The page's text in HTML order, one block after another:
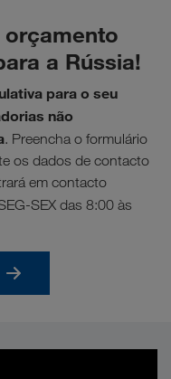
a Rússia!
para o seu
não
. Preencha o formulário
os dados de contacto
em contacto
SEX das 8:00 às